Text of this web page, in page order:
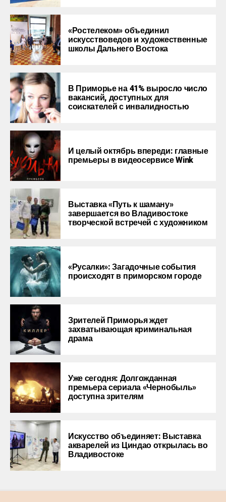
«Ростелеком» объединил
искусствоведов и художественные
школы Дальнего Востока
В Приморье на 41% выросло число
вакансий, доступных для
соискателей с инвалидностью
И целый октябрь впереди: главные
премьеры в видеосервисе Wink
Выставка «Путь к шаману»
завершается во Владивостоке
творческой встречей с художником
«Русалки»: Загадочные события
происходят в приморском городе
Зрителей Приморья ждет
захватывающая криминальная
драма
Уже сегодня: Долгожданная
премьера сериала «Чернобыль»
доступна зрителям
Искусство объединяет: Выставка
акварелей из Циндао открылась во
Владивостоке